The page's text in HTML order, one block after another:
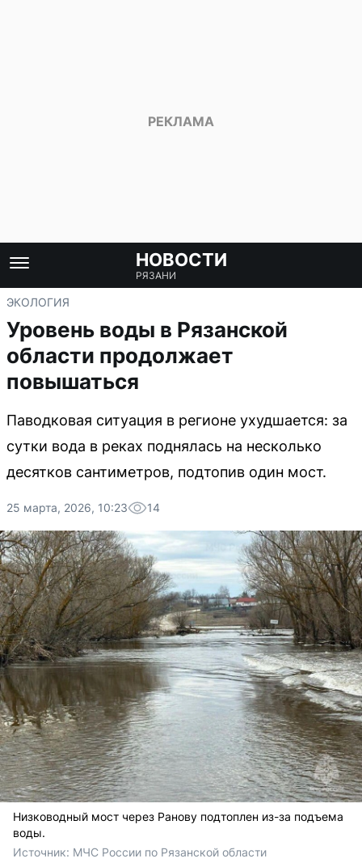
НОВОСТИ
РЯЗАНИ
ЭКОЛОГИЯ
Уровень воды в Рязанской
области продолжает
повышаться
Паводковая ситуация в регионе ухудшается: за
сутки вода в реках поднялась на несколько
десятков сантиметров, подтопив один мост.
25 марта, 2026, 10:23 14
Низководный мост через Ранову подтоплен из-за подъема
воды.
Источник: МЧС России по Рязанской области